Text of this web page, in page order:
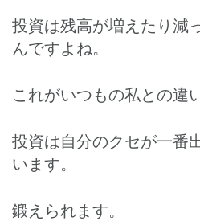
投資は残高が増えたり減
んですよね。
これがいつもの私との違
投資は自分のクセが一番
います。
鍛えられます。